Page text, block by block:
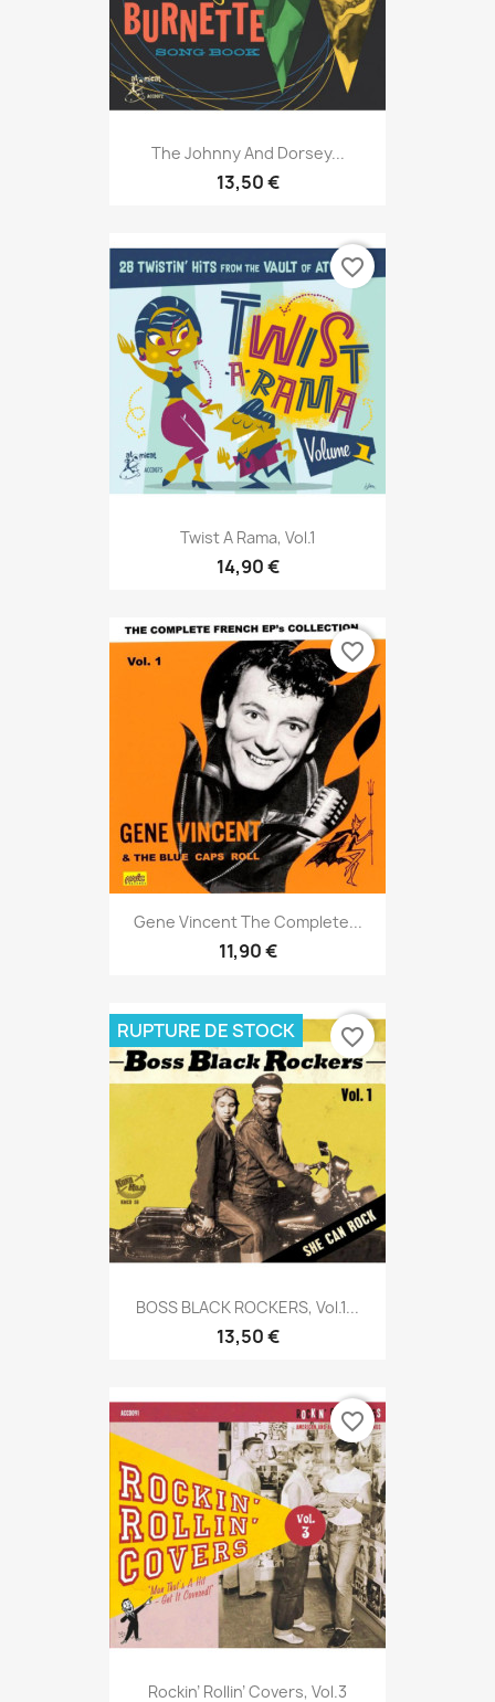
The Johnny And Dorsey...
13,50 €
Twist A Rama, Vol.1
14,90 €
favorite_border
Gene Vincent The Complete...
11,90 €
favorite_border
BOSS BLACK ROCKERS, Vol.1...
13,50 €
RUPTURE DE STOCK favorite_border
Rockin’ Rollin’ Covers, Vol.3
favorite_border